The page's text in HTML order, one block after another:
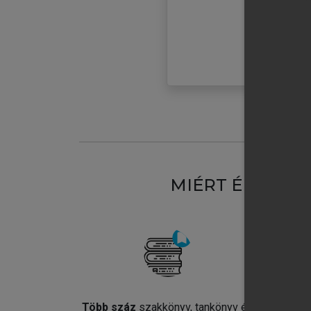
MIÉRT
Több száz szakkönyv, tankönyv és